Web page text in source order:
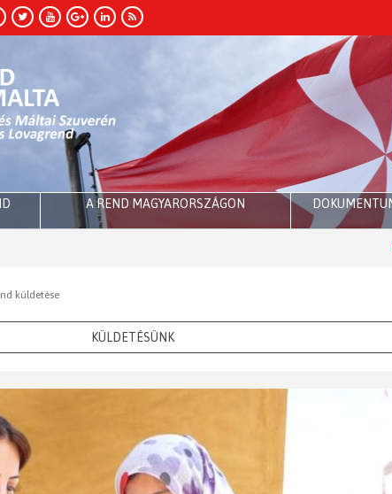
A REND MAGYARORSZÁGON
küldetése
KÜLDETÉSÜNK